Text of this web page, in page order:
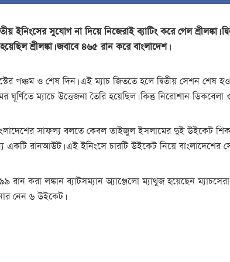
ইনিংসের সুযোগ না দিয়ে নিজেরাই ব্যাটিং করে গেল শ্রীলঙ্কা।
শ্রীলঙ্কা। জবাবে ৪৬৫ রান করে বাংলাদেশ।
পঞ্চম ও শেষ দিন। এই ম্যাচ জিততে হলে দ্বিতীয় সেশন
ঘূর্ণিতে ম্যাচে উত্তেজনা তৈরি হয়েছিল। কিন্তু নিরোশান
সাফল্য বলতে কেবল তাইজুল ইসলামের দুই উইকেট
একটি রানআউট। এই ইনিংসে চারটি উইকেট নিয়ে বাংলাদেশের
রান করা লঙ্কান ব্যাটসম্যান অ্যাঞ্জেলো ম্যাথুজ হয়েছেন
নেন ৬ উইকেট।